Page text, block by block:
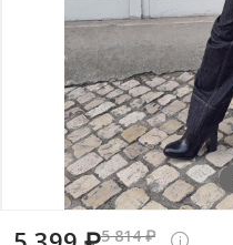
5 814 ₽